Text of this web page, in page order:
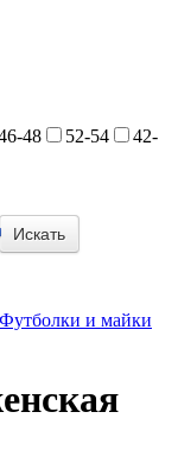
48 52-54
42-
Футболки и майки